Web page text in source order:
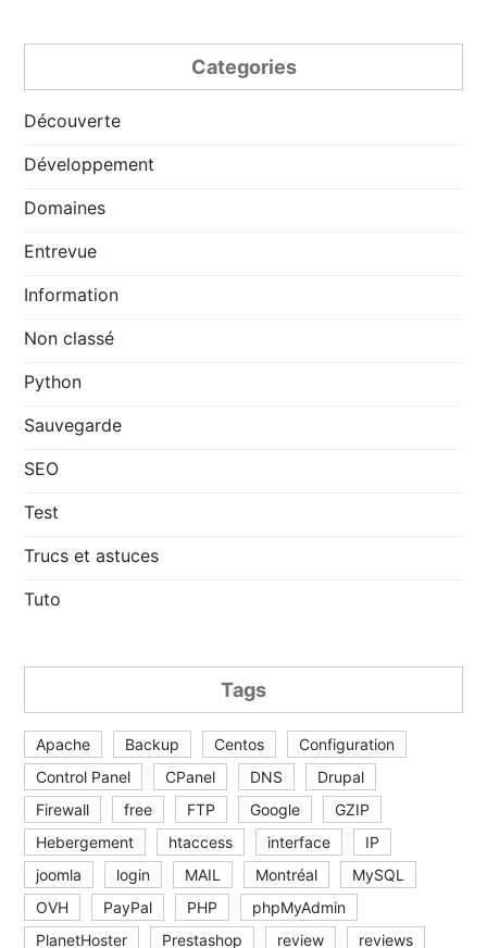
Categories
Découverte
Développement
Domaines
Entrevue
Information
Non classé
Python
Sauvegarde
SEO
Test
Trucs et astuces
Tuto
Tags
Apache Backup Centos
Configuration
Control Panel
CPanel DNS
Drupal
Firewall
free FTP Google
GZIP
Hebergement
htaccess interface
IP
joomla
login MAIL Montréal
MySQL
OVH
PayPal PHP
phpMyAdmin
PlanetHoster
Prestashop review
reviews